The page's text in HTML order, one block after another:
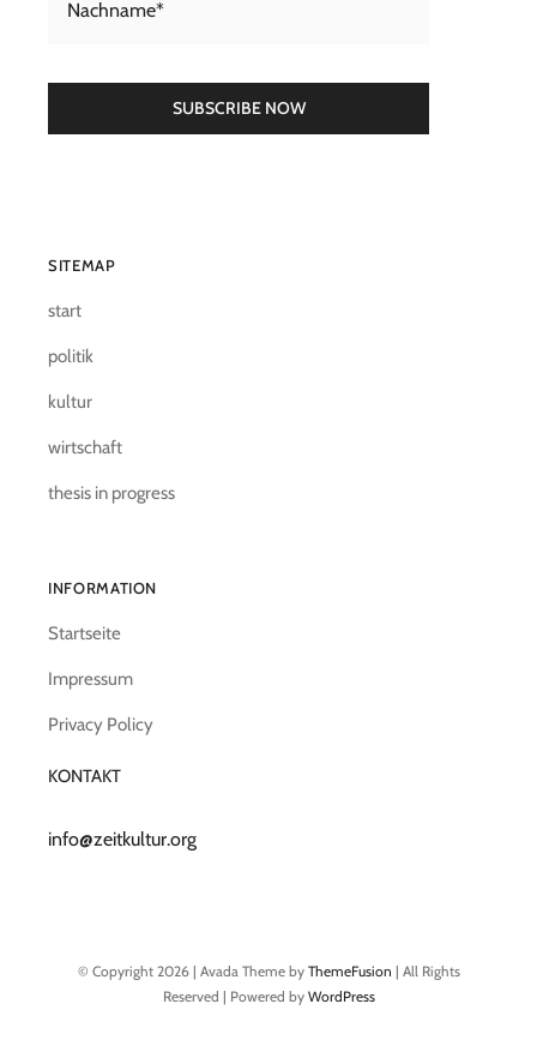
SUBSCRIBE NOW
SITEMAP
start
politik
kultur
wirtschaft
thesis in progress
INFORMATION
Startseite
Impressum
Privacy Policy
KONTAKT
info@zeitkultur.org
© Copyright 2026 | Avada Theme by ThemeFusion | All Rights
Reserved | Powered by WordPress